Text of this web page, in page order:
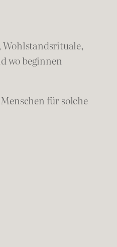
wo beginnen
für solche